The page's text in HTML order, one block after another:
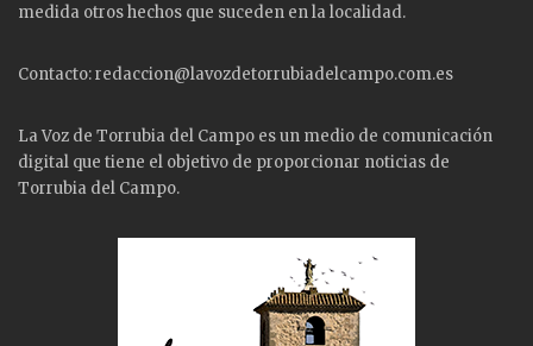
medida otros hechos que suceden en la localidad.
Contacto: redaccion@lavozdetorrubiadelcampo.com.es
La Voz de Torrubia del Campo es un medio de comunicación
digital que tiene el objetivo de proporcionar noticias de
Torrubia del Campo.